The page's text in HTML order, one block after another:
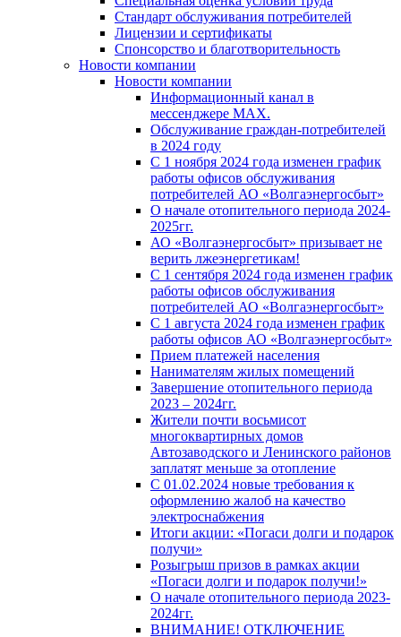
Стандарт обслуживания потребителей
Лицензии и сертификаты
Спонсорство и благотворительность
Новости компании
Новости компании
Информационный канал в
мессенджере MAX.
Обслуживание граждан-потребителей
в 2024 году
С 1 ноября 2024 года изменен график
работы офисов обслуживания
потребителей АО «Волгаэнергосбыт»
О начале отопительного периода 2024-
2025гг.
АО «Волгаэнергосбыт» призывает не
верить лжеэнергетикам!
С 1 сентября 2024 года изменен график
работы офисов обслуживания
потребителей АО «Волгаэнергосбыт»
С 1 августа 2024 года изменен график
работы офисов АО «Волгаэнергосбыт»
Прием платежей населения
Нанимателям жилых помещений
Завершение отопительного периода
2023 – 2024гг.
Жители почти восьмисот
многоквартирных домов
Автозаводского и Ленинского районов
заплатят меньше за отопление
С 01.02.2024 новые требования к
оформлению жалоб на качество
электроснабжения
Итоги акции: «Погаси долги и подарок
получи»
Розыгрыш призов в рамках акции
«Погаси долги и подарок получи!»
О начале отопительного периода 2023-
2024гг.
ВНИМАНИЕ! ОТКЛЮЧЕНИЕ